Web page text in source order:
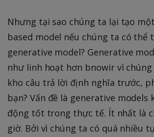
Nhưng tại sao chúng ta lại tạo
based model nếu chúng ta có thể
generative model? Generative
như linh hoạt hơn bnowir vì chúng
kho câu trả lời định nghĩa trước,
bạn? Vấn đề là generative models
động tốt trong thực tế. Ít nhất là
giờ. Bởi vì chúng ta có quá nhiều